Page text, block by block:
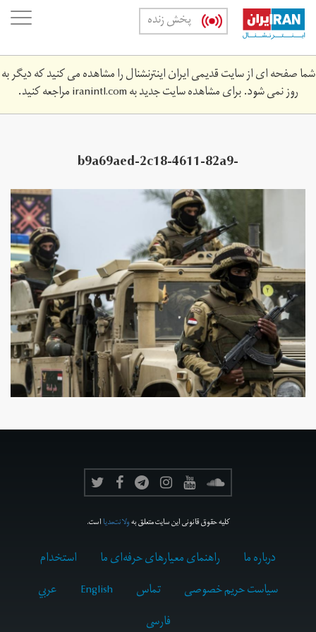
Skip
main
content
پخش زنده
شما صفحه ای از سایت قدیمی ایران اینترنشنال را مشاهده می کنید که دیگر به
روز نمی شود. برای مشاهده سایت جدید بهiranintl.comمراجعه کنید.
b9a69aed-2c18-4611-82a9-
32d84241f607_cx0_cy8_cw0_w1200_r1_s.jpg
کلیه حقوق قانونی این سایت متعلق بهولانت‌مدیااست.
درباره ما راهنمای معیارهای حرفه‌ای ما
استخدام
سیاست حریم خصوصی
تماس English
عربي
فارسى